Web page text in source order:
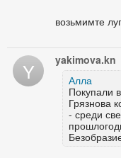
возьмимте
Y yakimova.kn
Алла
Покупали
Грязнова
- среди